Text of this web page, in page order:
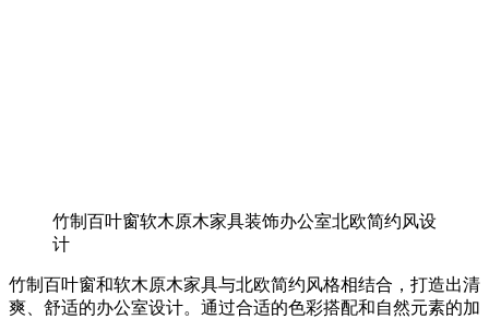
竹制百叶窗软木原木家具装饰办公室北欧简约风设
计
竹制百叶窗和软木原木家具与北欧简约风格相结合，打造出清
爽、舒适的办公室设计。通过合适的色彩搭配和自然元素的加